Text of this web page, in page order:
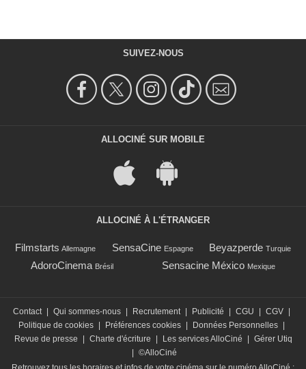
SUIVEZ-NOUS
ALLOCINÉ SUR MOBILE
ALLOCINÉ À L'ÉTRANGER
Filmstarts Allemagne SensaCine Espagne Beyazperde Turquie
AdoroCinema Brésil Sensacine México Mexique
Contact Qui sommes-nous Recrutement Publicité CGU CGV
Politique de cookies
Préférences cookies Données Personnelles
Revue de presse
Charte d'écriture Les services AlloCiné
Gérer Utiq
©AlloCiné